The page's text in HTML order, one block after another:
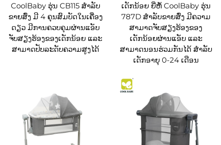
CoolBaby ຮຸ່ນ CB115 ສຳລັບ
ຂາຍສົ່ງ ມີ 4 ຄຸນສົມບັດໃນເຄື່ອງ
ດຽວ ມີການຄວບຄຸມຜ່ານແອັບ
ຈັບສຽງຮ້ອງຂອງເດັກນ້ອຍ ແລະ
ສາມາດປັບລະດັບຄວາມສູງໄດ້
ເດັກນ້ອຍ ຍີ່ຫໍ້ CoolBaby ຮຸ່ນ
787D ສຳລັບຂາຍສົ່ງ ມີຄວາມ
ສາມາດຈັບສຽງຮ້ອງຂອງ
ເດັກນ້ອຍຜ່ານແອັບ ແລະ
ສາມາດນອນຮ່ວມກັນໄດ້ ສຳລັບ
ເດັກອາຍຸ 0-24 ເດືອນ